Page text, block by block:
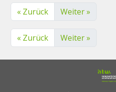
« Zurück Weiter »
« Zurück Weiter »